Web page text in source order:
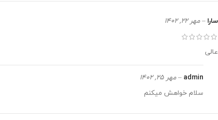
سارا – مهر 22, 1402
عالی
admin
– مهر 25, 1402
سلام خواهش میکنم